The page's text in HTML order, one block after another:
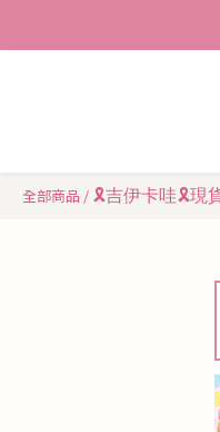
全部商品 / 🎗️吉伊卡哇🎗️現